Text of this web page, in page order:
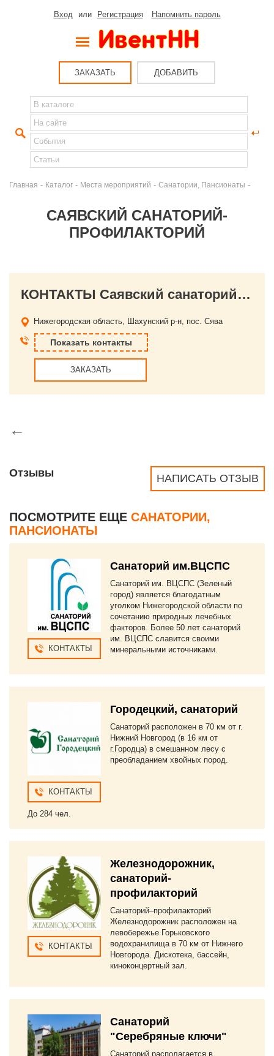
Вход или Регистрация Напомнить пароль
ЗАКАЗАТЬ ДОБАВИТЬ
Главная - Каталог - Места мероприятий - Санатории, Пансионаты -
САЯВСКИЙ САНАТОРИЙ-
ПРОФИЛАКТОРИЙ
КОНТАКТЫ Саявский санаторий-профилакторий
Нижегородская область, Шахунский р-н, пос. Сява
Показать контакты
ЗАКАЗАТЬ
←
НАПИСАТЬ ОТЗЫВ
Отзывы
ПОСМОТРИТЕ ЕЩЕ САНАТОРИИ,
ПАНСИОНАТЫ
КОНТАКТЫ
Санаторий им.ВЦСПС
Санаторий им. ВЦСПС (Зеленый
город) является благодатным
уголком Нижегородской области по
сочетанию природных лечебных
факторов. Более 50 лет санаторий
им. ВЦСПС славится своими
минеральными источниками.
КОНТАКТЫ
До 284 чел.
Городецкий, санаторий
Санаторий расположен в 70 км от г.
Нижний Новгород (в 16 км от
г.Городца) в смешанном лесу с
преобладанием хвойных пород.
КОНТАКТЫ
Железнодорожник,
санаторий-
профилакторий
Санаторий–профилакторий
Железнодорожник расположен на
левобережье Горьковского
водохранилища в 70 км от Нижнего
Новгорода. Дискотека, бассейн,
киноконцертный зал.
Санаторий
"Серебряные ключи"
Санаторий располагается в